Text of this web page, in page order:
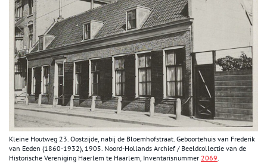
Kleine Houtweg 23. Oostzijde, nabij de Bloemhofstraat. Geboortehuis van Frederik
van Eeden (1860-1932), 1905. Noord-Hollands Archief / Beeldcollectie van de
Historische Vereniging Haerlem te Haarlem, Inventarisnummer 2069.